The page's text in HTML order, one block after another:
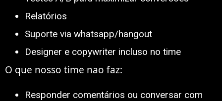
Relatórios
Suporte via whatsapp/hangout
Designer e copywriter incluso no time
O que nosso time nao faz:
Responder comentários ou conversar com